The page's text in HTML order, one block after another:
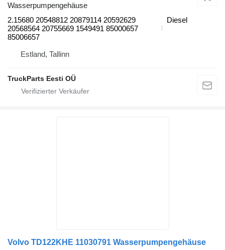
Wasserpumpengehäuse
2.15680 20548812 20879114 20592629
20568564 20755669 1549491 85000657
85006657
Diesel
Estland, Tallinn
TruckParts Eesti OÜ
Volvo TD122KHE 11030791 Wasserpumpengehäuse